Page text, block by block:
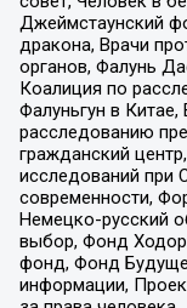
Джеймстаунский
дракона, Врачи
органов, Фалунь
Коалиция по
Фалуньгун в
расследованию
гражданский
исследований при
современности,
Немецко-русский
выбор, Фонд
фонд, Фонд
информации,